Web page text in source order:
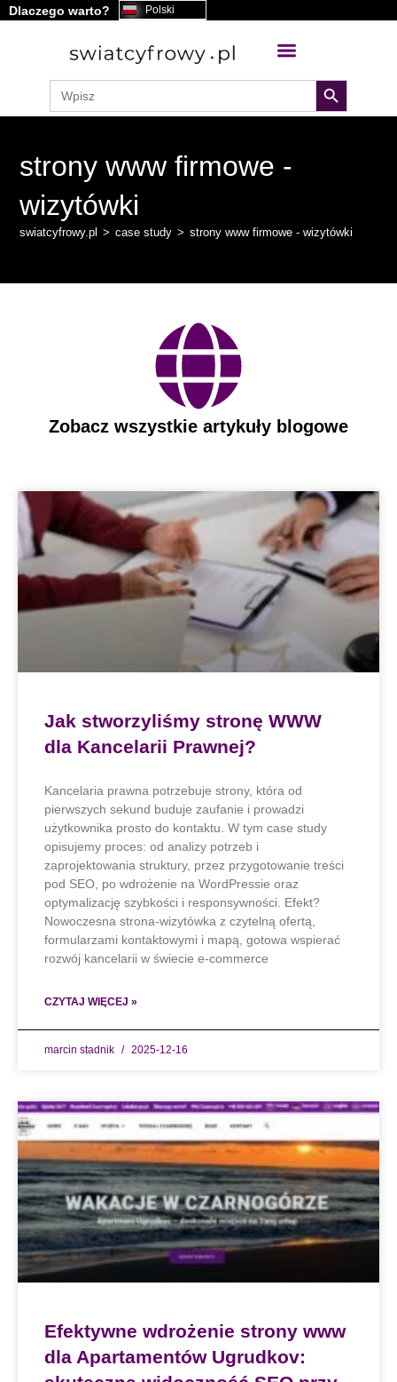
Dlaczego warto? Polski
Search
for:
search button
strony www firmowe -
wizytówki
swiatcyfrowy.pl > case study > strony www firmowe - wizytówki
Zobacz wszystkie artykuły blogowe
Jak stworzyliśmy stronę WWW
dla Kancelarii Prawnej?
Kancelaria prawna potrzebuje strony, która od
pierwszych sekund buduje zaufanie i prowadzi
użytkownika prosto do kontaktu. W tym case study
opisujemy proces: od analizy potrzeb i
zaprojektowania struktury, przez przygotowanie treści
pod SEO, po wdrożenie na WordPressie oraz
optymalizację szybkości i responsywności. Efekt?
Nowoczesna strona-wizytówka z czytelną ofertą,
formularzami kontaktowymi i mapą, gotowa wspierać
rozwój kancelarii w świecie e-commerce
CZYTAJ WIĘCEJ »
marcin stadnik 2025-12-16
Efektywne wdrożenie strony www
dla Apartamentów Ugrudkov: